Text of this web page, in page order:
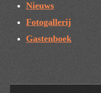
Nieuws
Fotogallerij
Gastenboek